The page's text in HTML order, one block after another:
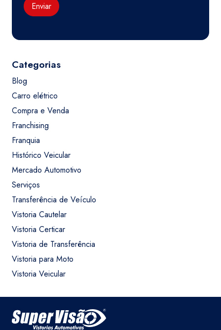
Enviar
Categorias
Blog
Carro elétrico
Compra e Venda
Franchising
Franquia
Histórico Veicular
Mercado Automotivo
Serviços
Transferência de Veículo
Vistoria Cautelar
Vistoria Certicar
Vistoria de Transferência
Vistoria para Moto
Vistoria Veicular